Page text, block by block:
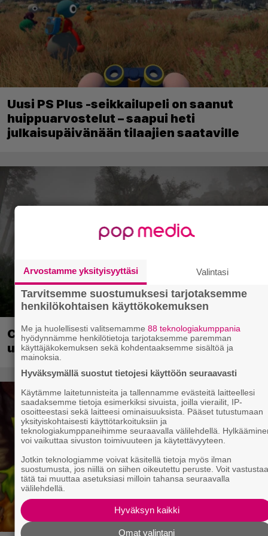
Uusi PS Plus -seikkailupeli on saanut
huippuarvostelut – saapui heti
julkaisupäivänään tilaajien saataville
Crimson Desert sai suurpäivityksen –
uudistaa kaupankäyntiä pelimaailmassa
Arvostamme yksityisyyttäsi Valintasi
Tarvitsemme suostumuksesi tarjotaksemme
henkilökohtaisen käyttökokemuksen
Me ja huolellisesti valitsemamme 88 teknologiakumppania
hyödynnämme henkilötietoja tarjotaksemme paremman
käyttäjäkokemuksen sekä kohdentaaksemme sisältöä ja
mainoksia.
Hyväksymällä suostut tietojesi käyttöön seuraavasti
Käytämme laitetunnisteita ja tallennamme evästeitä laitteellesi
saadaksemme tietoja esimerkiksi sivuista, joilla vierailit, IP-
osoitteestasi sekä laitteesi ominaisuuksista. Pääset tutustumaan
yksityiskohtaisesti käyttötarkoituksiin ja
teknologiakumppaneihimme seuraavalla välilehdellä.
voi vaikuttaa sivuston toimivuuteen ja käytettävyyteen.
Jotkin teknologiamme voivat käsitellä tietoja myös ilman
suostumusta, jos niillä on siihen oikeutettu peruste. Voit vastustaa
tätä tai muuttaa asetuksiasi milloin tahansa seuraavalla
välilehdellä.
Hyväksyn kaikki
Omat valintani